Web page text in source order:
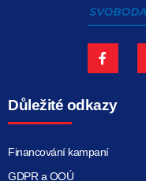
Důležité odkazy
Financování kampaní
GDPR a OOÚ